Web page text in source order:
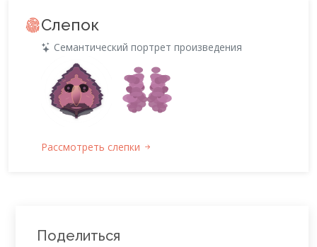
Слепок
Семантический портрет произведения
Рассмотреть слепки
Поделиться